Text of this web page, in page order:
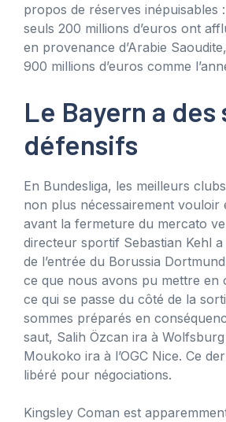
propos de réserves inépuisables
seuls 200 millions d’euros ont
en provenance d’Arabie
900 millions d’euros comme
Le Bayern a des
défensifs
En Bundesliga, les meilleurs
non plus nécessairement vouloir
avant la fermeture du mercato
directeur sportif Sebastian Kehl
de l’entrée du Borussia
ce que nous avons pu mettre
ce qui se passe du côté de la
sommes préparés en
saut, Salih Özcan ira à
Moukoko ira à l’OGC Nice. Ce
libéré pour négociations.
Kingsley Coman est